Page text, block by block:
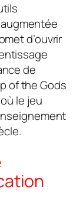
d’ouvrir
de
of the Gods
le jeu